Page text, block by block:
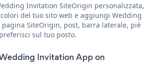
Invitation SiteOrigin personalizzata,
del tuo sito web e aggiungi Wedding
SiteOrigin, post, barra laterale, piè
sul tuo posto.
Invitation App on